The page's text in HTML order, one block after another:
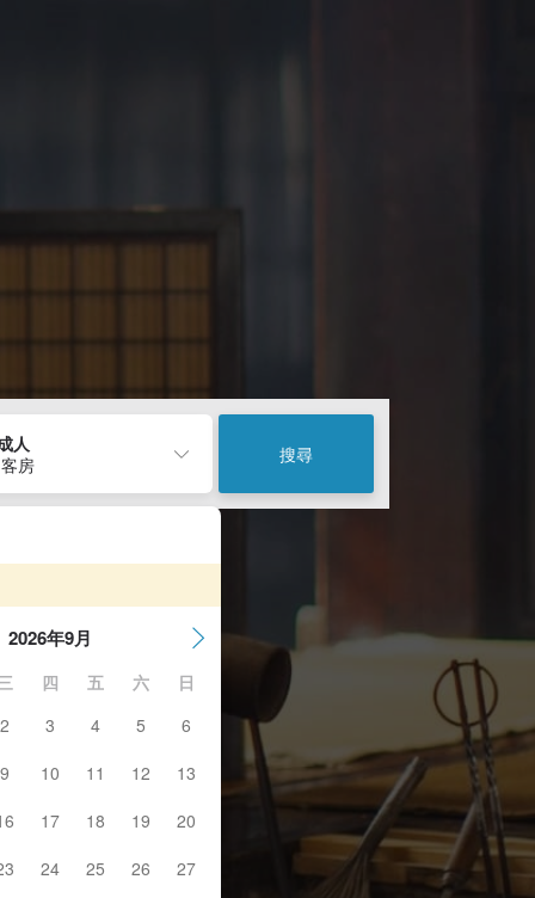
人
房
搜尋
2026年9月
四 五 六
日
2
3 4 5
6
9
10 11 12
13
17 18 19
20
24 25 26 27